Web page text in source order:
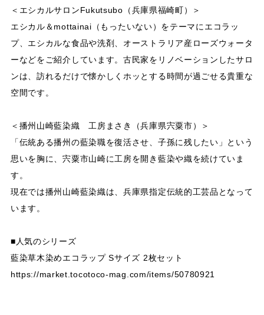
＜エシカルサロンFukutsubo（兵庫県福崎町）＞
エシカル＆mottainai（もったいない）をテーマにエコラッ
プ、エシカルな食品や洗剤、オーストラリア産ローズウォータ
ーなどをご紹介しています。古民家をリノベーションしたサロ
ンは、訪れるだけで懐かしくホッとする時間が過ごせる貴重な
空間です。
＜播州山崎藍染織 工房まさき（兵庫県宍粟市）＞
「伝統ある播州の藍染職を復活させ、子孫に残したい」という
思いを胸に、宍粟市山崎に工房を開き藍染や織を続けていま
す。
現在では播州山崎藍染織は、兵庫県指定伝統的工芸品となって
います。
■人気のシリーズ
藍染草木染めエコラップ Sサイズ 2枚セット
https://market.tocotoco-mag.com/items/50780921